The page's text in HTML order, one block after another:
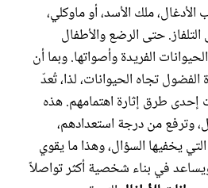
ملك الأسد، أو ماوكلي،
حتى الرضع والأطفال
الفريدة وأصواتها. وبما أن
تجاه الحيوانات، لذا، تُعدّ
إحدى طرق إثارة اهتمامهم. هذه
وترفع من درجة استعدادهم،
يخفيها السؤال، وهذا ما يقوي
ويساعد في بناء شخصية أكثر تواصلاً
مجلة سيدتي
غلاف رفمي